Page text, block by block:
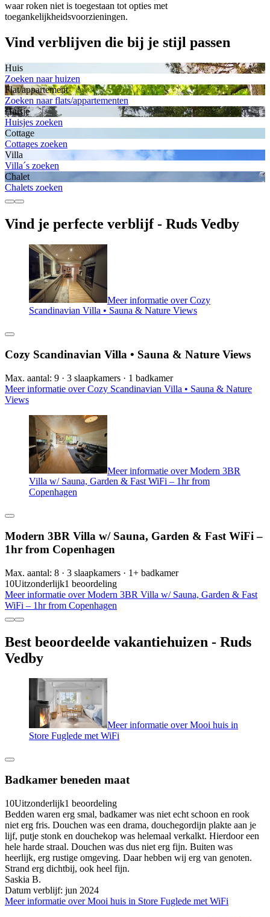
waar roken niet is toegestaan tot opties met
toegankelijkheidsvoorzieningen.
Vind verblijven die bij je stijl passen
Huis
Zoeken naar huizen
Flat/appartement
Zoeken naar flats/appartementen
Huisje
Huisjes zoeken
Cottage
Cottages zoeken
Villa
Villa´s zoeken
Chalet
Chalets zoeken
Vind je perfecte verblijf - Ruds Vedby
Meer informatie over Cozy
Scandinavian Villa • Sauna & Nature Views
Cozy Scandinavian Villa • Sauna & Nature Views
Max. aantal: 9 · 3 slaapkamers · 1 badkamer
Meer informatie over Cozy Scandinavian Villa • Sauna & Nature
Views
Meer informatie over Modern 3BR
Villa w/ Sauna, Garden & Fast WiFi – 1hr from
Copenhagen
Modern 3BR Villa w/ Sauna, Garden & Fast WiFi –
1hr from Copenhagen
Max. aantal: 8 · 3 slaapkamers · 1+ badkamer
10Uitzonderlijk1 beoordeling
Meer informatie over Modern 3BR Villa w/ Sauna, Garden & Fast
WiFi – 1hr from Copenhagen
Best beoordeelde vakantiehuizen - Ruds
Vedby
Meer informatie over Mooi huis in
Store Fuglede met WiFi
Badkamer beneden maat
10Uitzonderlijk1 beoordeling
Bedden waren erg smal, badkamer was niet echt schoon en rook
niet erg fris. Douchen was een drama, douchegordijn plakte aan je
lijf, putje stonk en douchekop was helemaal verkalkt. Hierdoor een
hele harde straal. Douchen was dus niet erg fijn. Buiten was
heerlijk, erg rustige omgeving. Daar hebben wij erg van genoten.
Strand erg dichtbij, ook heel fijn.
Saskia B.
Datum verblijf: jun 2024
Meer informatie over Mooi huis in Store Fuglede met WiFi